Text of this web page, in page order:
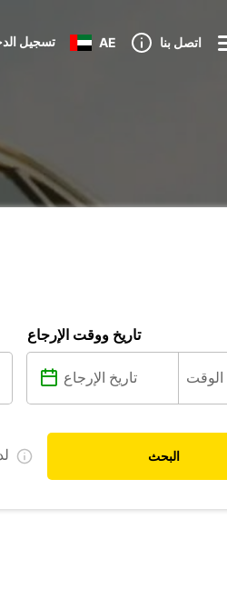
تسجيل AE اتصل بنا
تاريخ ووقت الإرجاع
البحث